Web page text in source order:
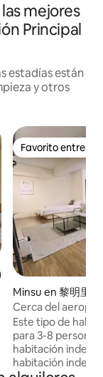
mejores
Principal
estadías están
y otros
4.84 de
Favorito entre
Favorito entre
Minsu en 黎明里
Cerca del
Taipei Ximen 10
Servicio de
WIFI gratuito
Este tipo de
para 3-8
habitación
habitación